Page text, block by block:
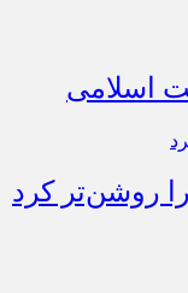
اسلامی
روشن‌تر کرد